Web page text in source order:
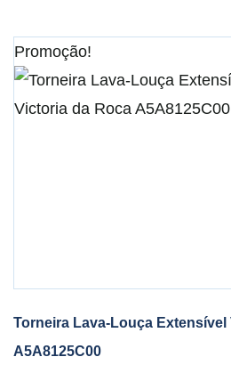
Promoção!
Torneira Lava-Louça Extensível
A5A8125C00